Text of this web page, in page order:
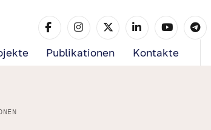
Kontakte
Publikationen